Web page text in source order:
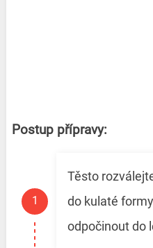
Postup přípravy:
Těsto
do kulaté
odpočinout do